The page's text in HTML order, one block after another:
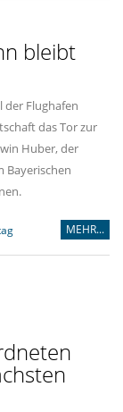
bleibt
Flughafen
das Tor zur
Huber, der
Bayerischen
MEHR...